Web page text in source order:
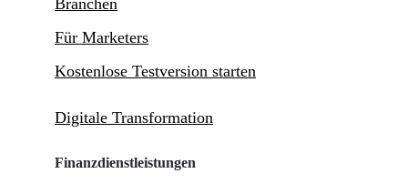
Für Marketers
Kostenlose Testversion starten
Digitale Transformation
Finanzdienstleistungen